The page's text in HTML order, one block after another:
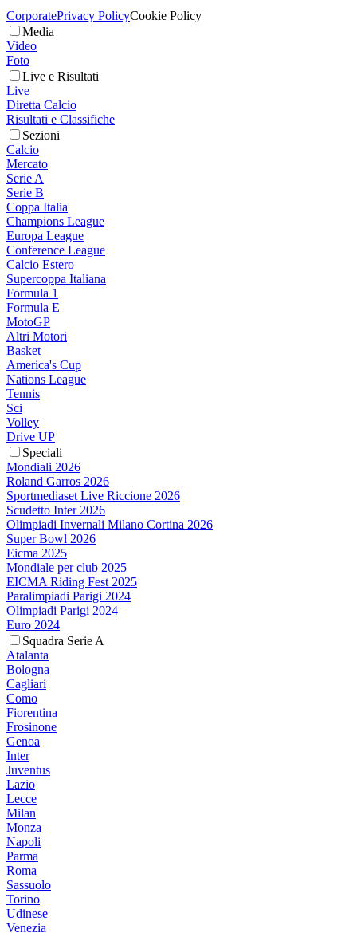
CorporatePrivacy PolicyCookie Policy
Media
Video
Foto
Live e Risultati
Live
Diretta Calcio
Risultati e Classifiche
Sezioni
Calcio
Mercato
Serie A
Serie B
Coppa Italia
Champions League
Europa League
Conference League
Calcio Estero
Supercoppa Italiana
Formula 1
Formula E
MotoGP
Altri Motori
Basket
America's Cup
Nations League
Tennis
Sci
Volley
Drive UP
Speciali
Mondiali 2026
Roland Garros 2026
Sportmediaset Live Riccione 2026
Scudetto Inter 2026
Olimpiadi Invernali Milano Cortina 2026
Super Bowl 2026
Eicma 2025
Mondiale per club 2025
EICMA Riding Fest 2025
Paralimpiadi Parigi 2024
Olimpiadi Parigi 2024
Euro 2024
Squadra Serie A
Atalanta
Bologna
Cagliari
Como
Fiorentina
Frosinone
Genoa
Inter
Juventus
Lazio
Lecce
Milan
Monza
Napoli
Parma
Roma
Sassuolo
Torino
Udinese
Venezia